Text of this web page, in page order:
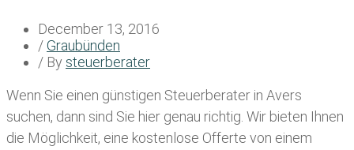
December 13, 2016
/Graubünden
/ By steuerberater
Wenn Sie einen günstigen Steuerberater in Avers
suchen, dann sind Sie hier genau richtig. Wir bieten Ihnen
die Möglichkeit, eine kostenlose Offerte von einem